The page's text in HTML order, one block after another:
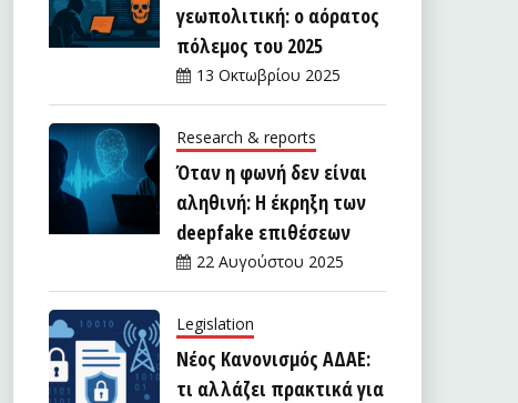
γεωπολιτική: ο αόρατος
πόλεμος του 2025
13 Οκτωβρίου 2025
Research & reports
Όταν η φωνή δεν είναι
αληθινή: Η έκρηξη των
deepfake επιθέσεων
22 Αυγούστου 2025
Legislation
Νέος Κανονισμός ΑΔΑΕ:
τι αλλάζει πρακτικά για